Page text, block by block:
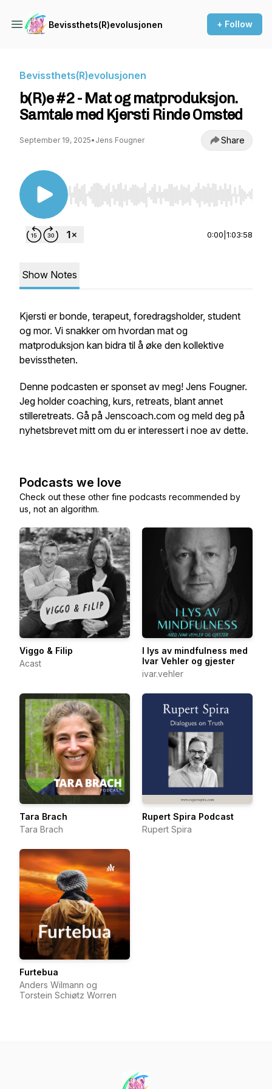
Bevissthets(R)evolusjonen + Follow
Bevissthets(R)evolusjonen
b(R)e #2 - Mat og matproduksjon.
Samtale med Kjersti Rinde Omsted
September 19, 2025• Jens Fougner Share
Use Left/Right to seek, Home/End to jump to
0:00 1:03:58
Show Notes
Kjersti er bonde, terapeut, foredragsholder, student
og mor. Vi snakker om hvordan mat og
matproduksjon kan bidra til å øke den kollektive
bevisstheten.
Denne podcasten er sponset av meg! Jens Fougner.
Jeg holder coaching, kurs, retreats, blant annet
stilleretreats. Gå på Jenscoach.com og meld deg på
nyhetsbrevet mitt om du er interessert i noe av dette.
Podcasts we love
Check out these other fine podcasts recommended by
us, not an algorithm.
Viggo & Filip
Acast
I lys av mindfulness med
Ivar Vehler og gjester
ivar.vehler
Tara Brach
Tara Brach
Rupert Spira Podcast
Rupert Spira
Furtebua
Anders Wilmann og
Torstein Schiøtz Worren